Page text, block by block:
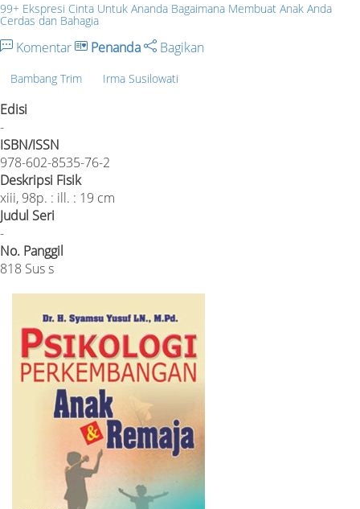
99+ Ekspresi Cinta Untuk Ananda Bagaimana Membuat Anak Anda
Cerdas dan Bahagia
Komentar Penanda Bagikan
Bambang Trim Irma Susilowati
Edisi
-
ISBN/ISSN
978-602-8535-76-2
Deskripsi Fisik
xiii, 98p. : ill. : 19 cm
Judul Seri
-
No. Panggil
818 Sus s